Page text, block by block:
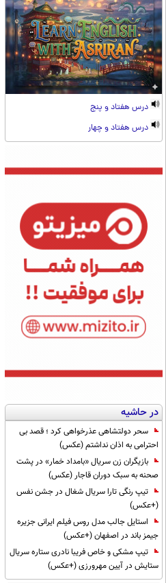
درس هفتاد و پنج
درس هفتاد و چهار
در حاشیه
سحر دولتشاهی عذرخواهی کرد ؛ قصد بی
احترامی به اذان نداشتم (عکس)
بازیگران زن سریال «بامداد خمار» در پشت
صحنه به سبک دوران قاجار (عکس)
تیپ رنگی تارا سریال شغال در جشن نفس
(+عکس)
استایل جالب مدل روس فیلم ایرانی جزیره
جیمز باند در اصفهان (+عکس)
تیپ مشکی و خاص فریبا نادری ستاره سریال
ستایش در آیین مهرورزی (+عکس)